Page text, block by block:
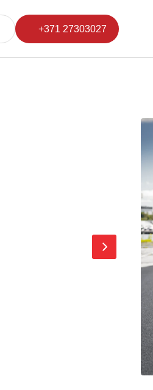
+371 27303027